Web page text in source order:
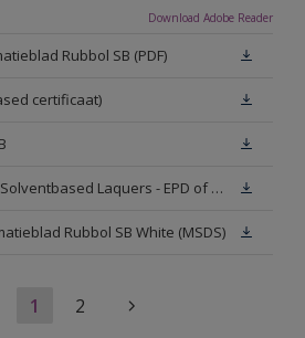
Download Adobe Reader
Rubbol SB (PDF)
certificaat)
Sikkens Exterior Solventbased Laquers - EPD of Milieuproductverklaring
Rubbol SB White (MSDS)
1 2